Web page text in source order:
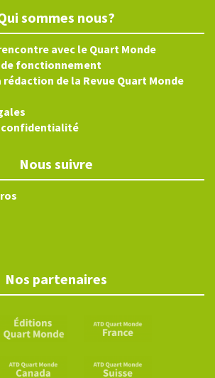
sommes nous?
avec le Quart Monde
fonctionnement
de la Revue Quart Monde
confidentialité
Nous suivre
Nos partenaires